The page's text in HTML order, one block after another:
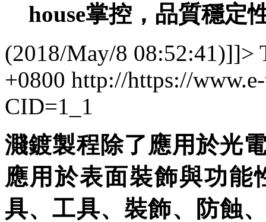
house掌控，品質穩定
(2018/May/8 08:52:41)]]>
+0800 http://https://
CID=1_1
濺鍍製程除了應用於光
應用於表面裝飾與功能
具、工具、裝飾、防蝕